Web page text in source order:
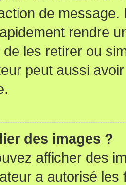
de
rendre
les retirer ou
peut aussi
des images ?
afficher des
a autorisé